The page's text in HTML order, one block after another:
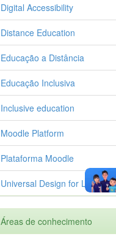
Digital Accessibility
Distance Education
Educação a Distância
Educação Inclusiva
Inclusive education
Moodle Platform
Plataforma Moodle
Universal Design for Learning
Áreas de conhecimento